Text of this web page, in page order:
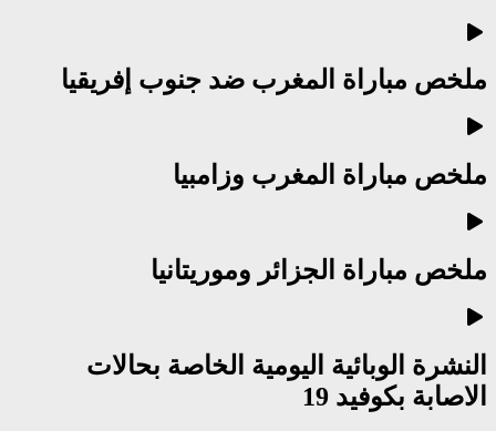
ملخص مباراة المغرب ضد جنوب إفريقيا
ملخص مباراة المغرب وزامبيا
ملخص مباراة الجزائر وموريتانيا
النشرة الوبائية اليومية الخاصة بحالات
الاصابة بكوفيد 19